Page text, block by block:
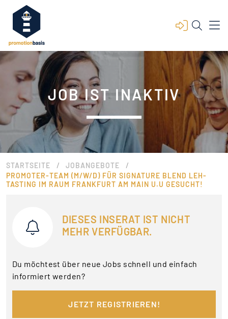
JOB IST INAKTIV
STARTSEITE / JOBANGEBOTE /
PROMOTER-TEAM (M/W/D) FÜR SIGNATURE BLEND LEH-
TASTING IM RAUM FRANKFURT AM MAIN U.U GESUCHT!
DIESES INSERAT IST NICHT
MEHR VERFÜGBAR.
Du möchtest über neue Jobs schnell und einfach
informiert werden?
JETZT REGISTRIEREN!